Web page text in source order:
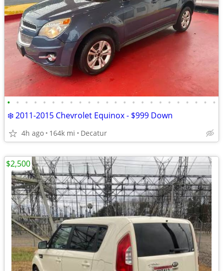
• • • • • • • • • • • • • • • • • • • • • • • •
❄️ 2011-2015 Chevrolet Equinox - $999 Down
4h ago 164k mi Decatur
$2,500